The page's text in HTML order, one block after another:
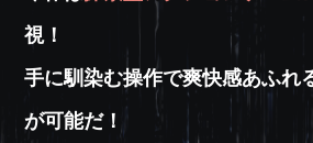
視！
手に馴染む操作で爽快感あふれ
が可能だ！